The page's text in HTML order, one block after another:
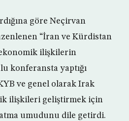
göre Neçirvan
“İran ve Kürdistan
ilişkilerin
konferansta yaptığı
ve genel olarak Irak
ilişkileri geliştirmek için
umudunu dile getirdi.